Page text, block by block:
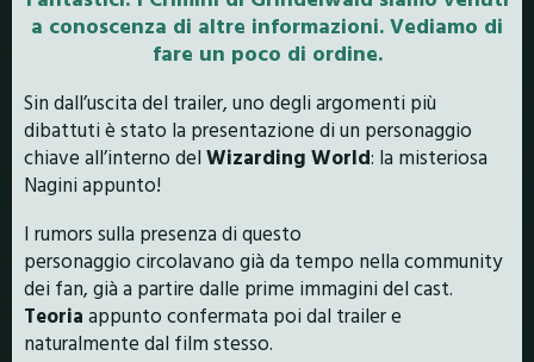
a conoscenza di altre informazioni. Vediamo di
fare un poco di ordine.
Sin dall’uscita del trailer, uno degli argomenti più
dibattuti è stato la presentazione di un personaggio
chiave all’interno del Wizarding World: la misteriosa
Nagini appunto!
I rumors sulla presenza di questo
personaggio circolavano già da tempo nella community
dei fan, già a partire dalle prime immagini del cast.
Teoria appunto confermata poi dal trailer e
naturalmente dal film stesso.